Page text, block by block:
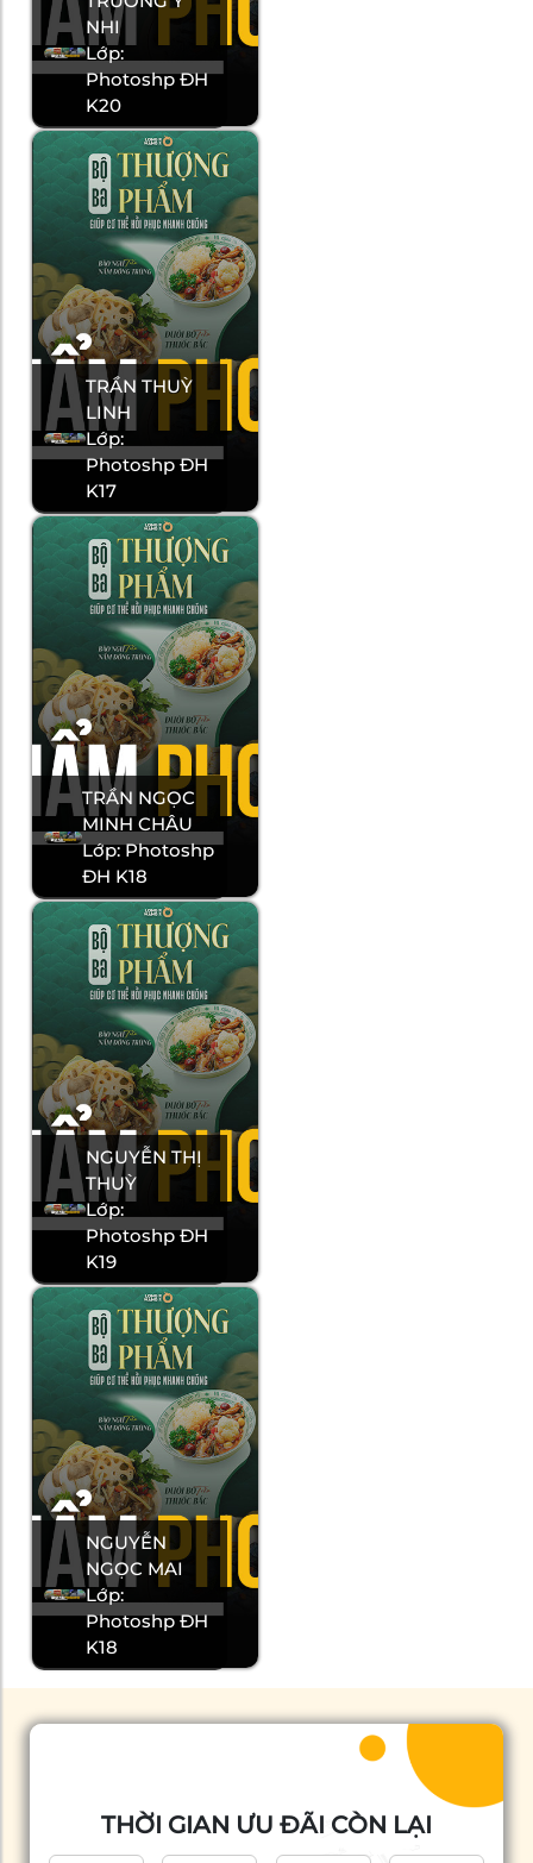
NHI
Lớp:
Photoshp ĐH
K20
TRẦN THUỲ
LINH
Lớp:
Photoshp ĐH
K17
TRẦN NGỌC
MINH CHÂU
Lớp: Photoshp
ĐH K18
NGUYỄN THỊ
THUỲ
Lớp:
Photoshp ĐH
K19
NGUYỄN
NGỌC MAI
Lớp:
Photoshp ĐH
K18
THỜI GIAN ƯU ĐÃI CÒN LẠI